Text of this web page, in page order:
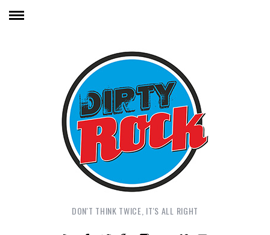
DON'T THINK TWICE, IT'S ALL RIGHT